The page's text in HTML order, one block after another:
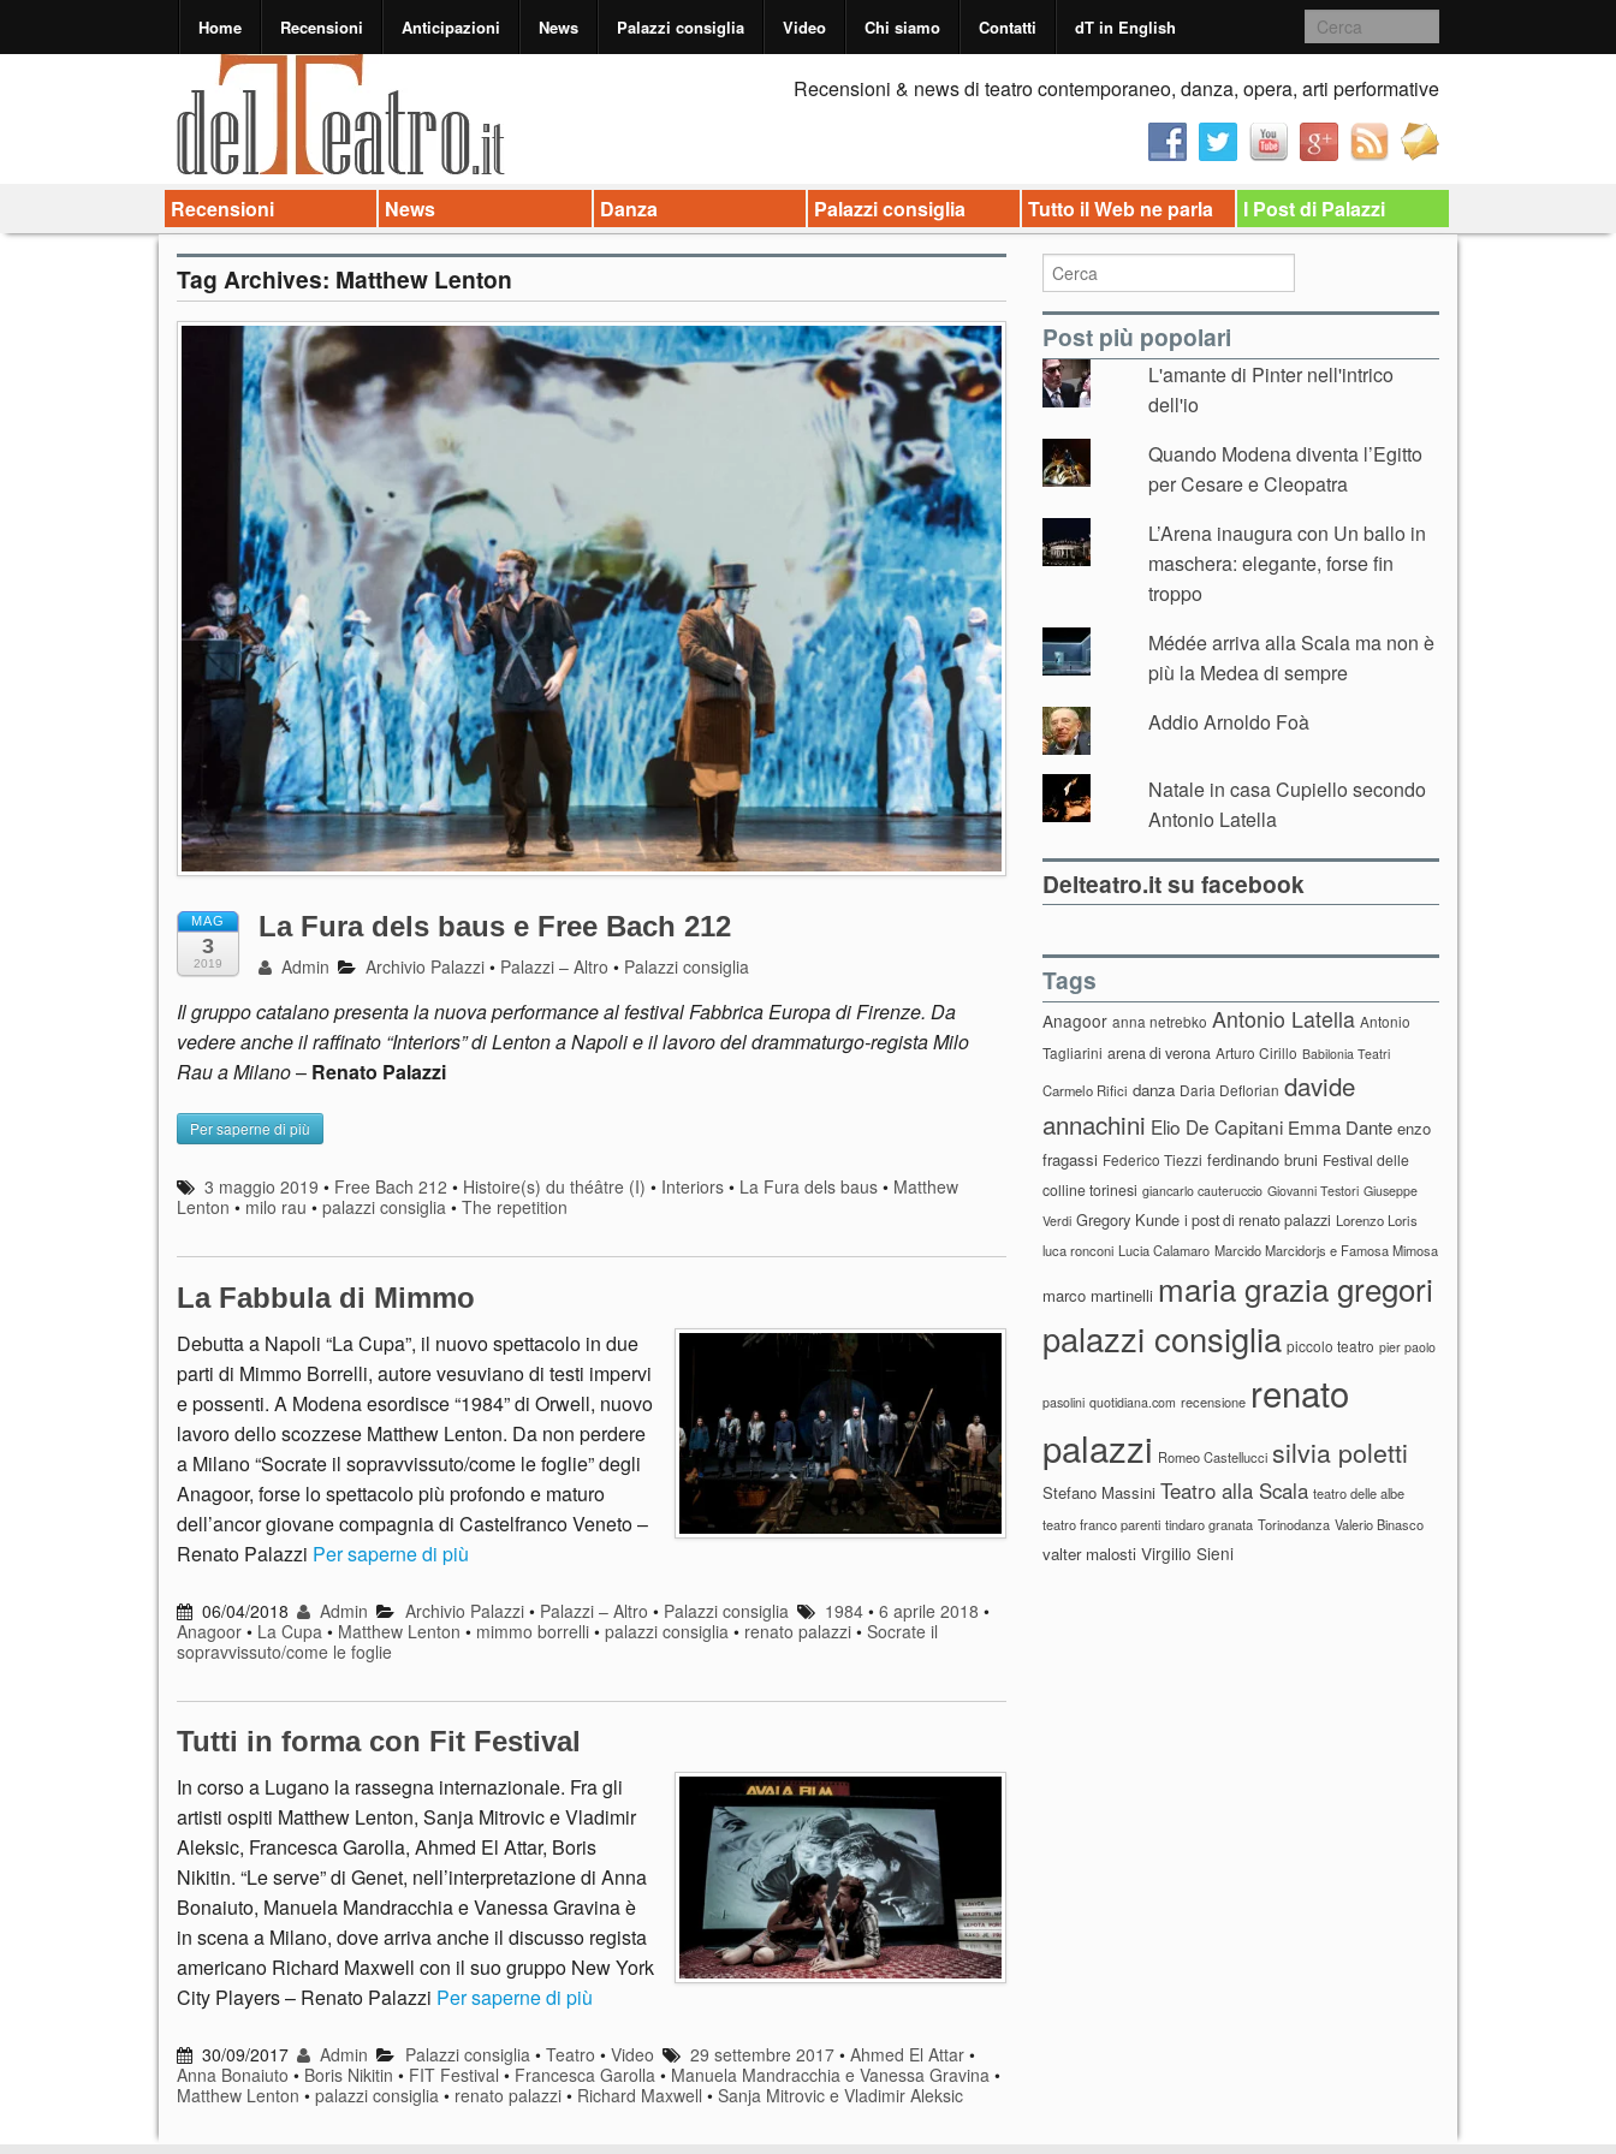
Home Recensioni Anticipazioni News Palazzi consiglia Video Chi siamo Contatti dT in English
Recensioni & news di teatro contemporaneo, danza, opera, arti performative
Recensioni News Danza Palazzi consiglia Tutto il Web ne parla I Post di Palazzi
Tag Archives: Matthew Lenton
MAG
3
2019
La Fura dels baus e Free Bach 212
Admin Archivio Palazzi • Palazzi – Altro • Palazzi consiglia
Il gruppo catalano presenta la nuova performance al festival Fabbrica Europa di Firenze. Da
vedere anche il raffinato “Interiors” di Lenton a Napoli e il lavoro del drammaturgo-regista Milo
Rau a Milano– Renato Palazzi
Per saperne di più
3 maggio 2019 • Free Bach 212 • Histoire(s) du théâtre (I) • Interiors • La Fura dels baus • Matthew
Lenton • milo rau • palazzi consiglia • The repetition
La Fabbula di Mimmo
Debutta a Napoli “La Cupa”, il nuovo spettacolo in due
parti di Mimmo Borrelli, autore vesuviano di testi impervi
e possenti. A Modena esordisce “1984” di Orwell, nuovo
lavoro dello scozzese Matthew Lenton. Da non perdere
a Milano “Socrate il sopravvissuto/come le foglie” degli
Anagoor, forse lo spettacolo più profondo e maturo
dell’ancor giovane compagnia di Castelfranco Veneto –
Renato Palazzi Per saperne di più
06/04/2018 Admin Archivio Palazzi• Palazzi – Altro • Palazzi consiglia 1984• 6 aprile 2018 •
Anagoor • La Cupa • Matthew Lenton • mimmo borrelli • palazzi consiglia • renato palazzi • Socrate il
sopravvissuto/come le foglie
Tutti in forma con Fit Festival
In corso a Lugano la rassegna internazionale. Fra gli
artisti ospiti Matthew Lenton, Sanja Mitrovic e Vladimir
Aleksic, Francesca Garolla, Ahmed El Attar, Boris
Nikitin. “Le serve” di Genet, nell’interpretazione di Anna
Bonaiuto, Manuela Mandracchia e Vanessa Gravina è
in scena a Milano, dove arriva anche il discusso regista
americano Richard Maxwell con il suo gruppo New York
City Players – Renato Palazzi Per saperne di più
30/09/2017 Admin Palazzi consiglia• Teatro • Video 29 settembre 2017• Ahmed El Attar•
Anna Bonaiuto • Boris Nikitin • FIT Festival • Francesca Garolla • Manuela Mandracchia e Vanessa Gravina •
Matthew Lenton • palazzi consiglia • renato palazzi • Richard Maxwell • Sanja Mitrovic e Vladimir Aleksic
Post più popolari
L'amante di Pinter nell'intrico
dell'io
Quando Modena diventa l’Egitto
per Cesare e Cleopatra
L’Arena inaugura con Un ballo in
maschera: elegante, forse fin
troppo
Médée arriva alla Scala ma non è
più la Medea di sempre
Addio Arnoldo Foà
Natale in casa Cupiello secondo
Antonio Latella
Delteatro.it su facebook
Tags
Anagoor anna netrebko Antonio Latella Antonio
Tagliarini arena di verona Arturo Cirillo Babilonia Teatri
Carmelo Rifici danza Daria Deflorian davide
annachini Elio De Capitani Emma Dante enzo
fragassi Federico Tiezzi ferdinando bruni Festival delle
colline torinesi giancarlo cauteruccio Giovanni Testori Giuseppe
Verdi Gregory Kunde i post di renato palazzi Lorenzo Loris
luca ronconi Lucia Calamaro Marcido Marcidorjs e Famosa Mimosa
marco martinelli maria grazia gregori
palazzi consiglia piccolo teatro pier paolo
pasolini quotidiana.com recensione renato
palazzi Romeo Castellucci silvia poletti
Stefano Massini Teatro alla Scala teatro delle albe
teatro franco parenti tindaro granata Torinodanza Valerio Binasco
valter malosti Virgilio Sieni